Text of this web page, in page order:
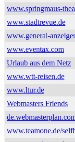
www.springmaus-
www.stadtrevue.de
www.general-
www.eventax.com
Urlaub aus dem Netz
www.wtt-reisen.de
www.ltur.de
Webmasters Friends
www.teamone.de/